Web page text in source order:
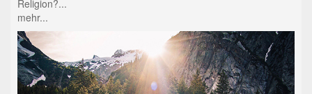
Religion?...
mehr...